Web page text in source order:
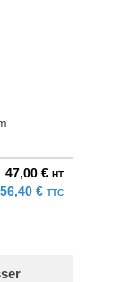
47,00 € HT
56,40 € TTC